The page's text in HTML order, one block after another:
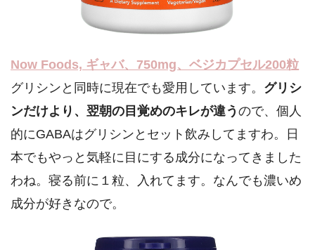
Now Foods, ギャバ、750mg、ベジカプセル200粒
グリシンと同時に現在でも愛用しています。 グリシ
ンだけより、翌朝の目覚めのキレが違う ので、個人
的にGABAはグリシンとセット飲みしてますわ。日
本でもやっと気軽に目にする成分になってきました
わね。寝る前に１粒、入れてます。なんでも濃いめ
成分が好きなので。